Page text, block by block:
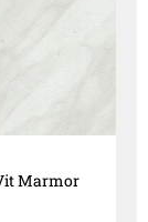
Marmor